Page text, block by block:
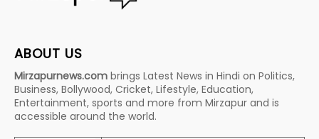
ABOUT US
Mirzapurnews.com brings Latest News in Hindi on Politics,
Business, Bollywood, Cricket, Lifestyle, Education,
Entertainment, sports and more from Mirzapur and is
accessible around the world.